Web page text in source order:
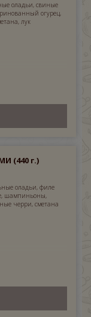
оладьи, свиные
огурец,
лук
(440 г.)
оладьи, филе
шампиньоны,
черри, сметана